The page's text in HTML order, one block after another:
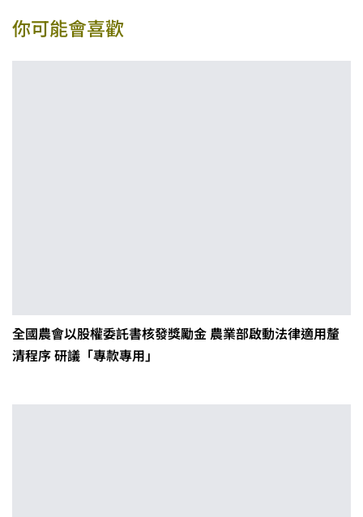
你可能會喜歡
全國農會以股權委託書核發獎勵金 農業部啟動法律適用釐
清程序 研議「專款專用」